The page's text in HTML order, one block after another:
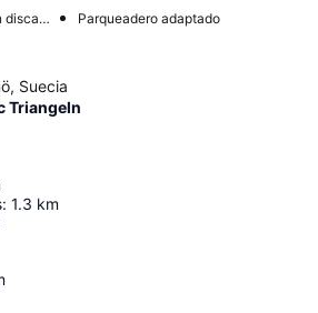
Acceso para personas con discapacidad Parqueadero adaptado
Suecia
Triangeln
: 1.3 km